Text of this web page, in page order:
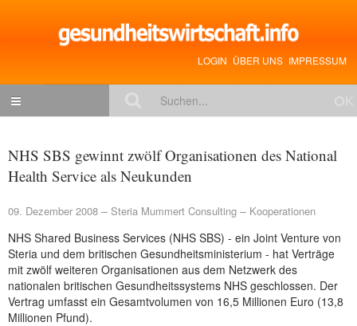
LOGIN ÜBER UNS IMPRESSUM
Gesundheitspolitik
Medizin & Pharma
Gesundheit
Jobs & Karriere
NHS SBS gewinnt zwölf Organisationen des National
Health Service als Neukunden
09. Dezember 2008 Steria Mummert Consulting Kooperationen
NHS Shared Business Services (NHS SBS) - ein Joint Venture von
Steria und dem britischen Gesundheitsministerium - hat Verträge
mit zwölf weiteren Organisationen aus dem Netzwerk des
nationalen britischen Gesundheitssystems NHS geschlossen. Der
Vertrag umfasst ein Gesamtvolumen von 16,5 Millionen Euro (13,8
Millionen Pfund).